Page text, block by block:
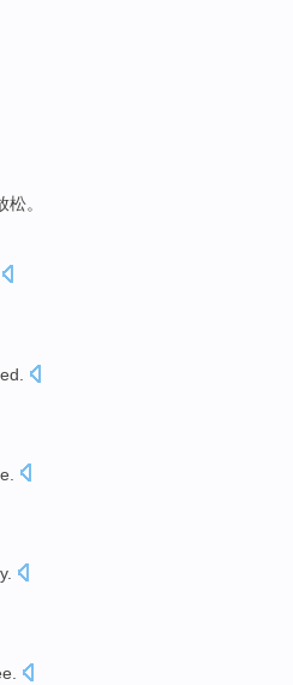
松。